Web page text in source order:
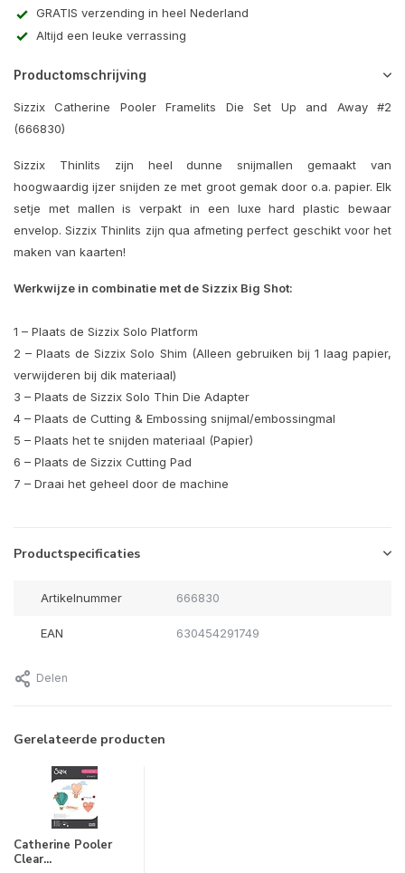
GRATIS verzending in heel Nederland
Altijd een leuke verrassing
Productomschrijving
Sizzix Catherine Pooler Framelits Die Set Up and Away #2
(666830)
Sizzix Thinlits zijn heel dunne snijmallen gemaakt van
hoogwaardig ijzer snijden ze met groot gemak door o.a. papier. Elk
setje met mallen is verpakt in een luxe hard plastic bewaar
envelop. Sizzix Thinlits zijn qua afmeting perfect geschikt voor het
maken van kaarten!
Werkwijze in combinatie met de Sizzix Big Shot:
1 – Plaats de Sizzix Solo Platform
2 – Plaats de Sizzix Solo Shim (Alleen gebruiken bij 1 laag papier,
verwijderen bij dik materiaal)
3 – Plaats de Sizzix Solo Thin Die Adapter
4 – Plaats de Cutting & Embossing snijmal/embossingmal
5 – Plaats het te snijden materiaal (Papier)
6 – Plaats de Sizzix Cutting Pad
7 – Draai het geheel door de machine
Productspecificaties
Artikelnummer 666830
EAN 630454291749
Delen
Gerelateerde producten
Catherine Pooler
Clear...